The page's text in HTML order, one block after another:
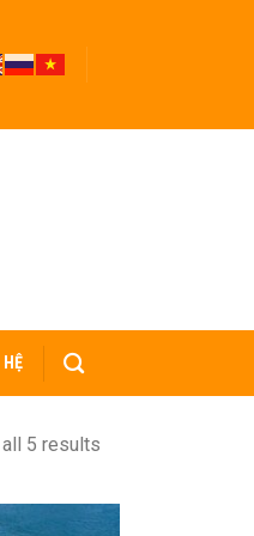
5 results